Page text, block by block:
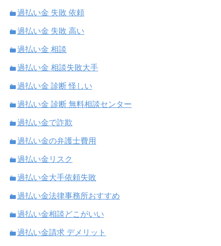
過払い金 失敗 依頼
過払い金 失敗 高い
過払い金 相談
過払い金 相談失敗大手
過払い金 診断 怪しい
過払い金 診断 無料相談センター
過払い金で詐欺
過払い金の弁護士費用
過払い金リスク
過払い金大手依頼失敗
過払い金法律事務所おすすめ
過払い金相談どこがいい
過払い金請求 デメリット